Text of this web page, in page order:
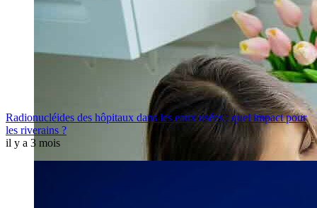
Radionucléides des hôpitaux dans les eaux usées : quel impact pour
les riverains ?
il y a 3 mois